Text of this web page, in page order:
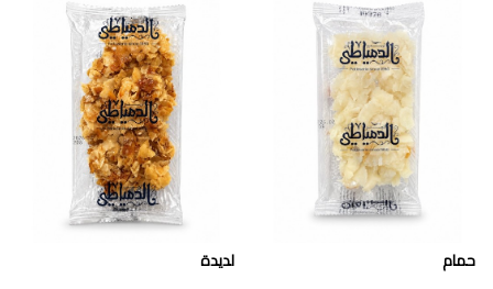
حمام لديدة